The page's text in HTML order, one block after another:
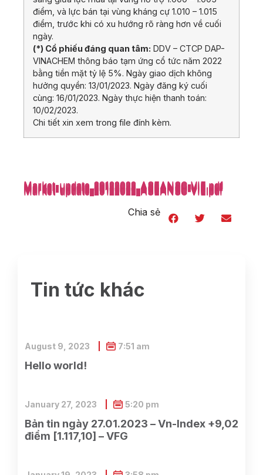
điểm, và lực bán tại vùng kháng cự 1.010 – 1.015
điểm, trước khi có xu hướng rõ ràng hơn về cuối
ngày.
(*) Cổ phiếu đáng quan tâm: DDV – CTCP DAP-
VINACHEM thông báo tạm ứng cổ tức năm 2022
bằng tiền mặt tỷ lệ 5%. Ngày giao dịch không
hưởng quyền: 13/01/2023. Ngày đăng ký cuối
cùng: 16/01/2023. Ngày thực hiện thanh toán:
10/02/2023.
Chi tiết xin xem trong file đính kèm.
Market-update_29122022_ASEANSC-VIE.pdf
Market-update_29122022_ASEANSC-VIE.pdf
Market-update_29122022_ASEANSC-VIE.pdf
Market-update_29122022_ASEANSC-VIE.pdf
Market-update_29122022_ASEANSC-VIE.pdf
Market-update_29122022_ASEANSC-VIE.pdf
Market-update_29122022_ASEANSC-VIE.pdf
Market-update_29122022_ASEANSC-VIE.pdf
Market-update_29122022_ASEANSC-VIE.pdf
Market-update_29122022_ASEANSC-VIE.pdf
Market-update_29122022_ASEANSC-VIE.pdf
Market-update_29122022_ASEANSC-VIE.pdf
Market-update_29122022_ASEANSC-VIE.pdf
Chia sẻ
Tin tức khác
Hello world!
August 9, 2023 7:51 am
Bản tin ngày 27.01.2023 – Vn-Index +9,02
điểm [1.117,10] – VFG
January 27, 2023 5:20 pm